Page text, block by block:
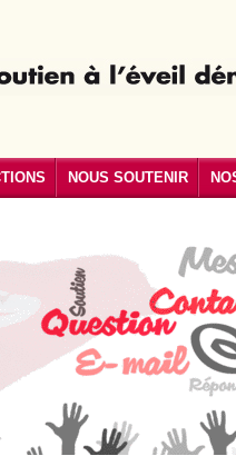
NOUS SOUTENIR